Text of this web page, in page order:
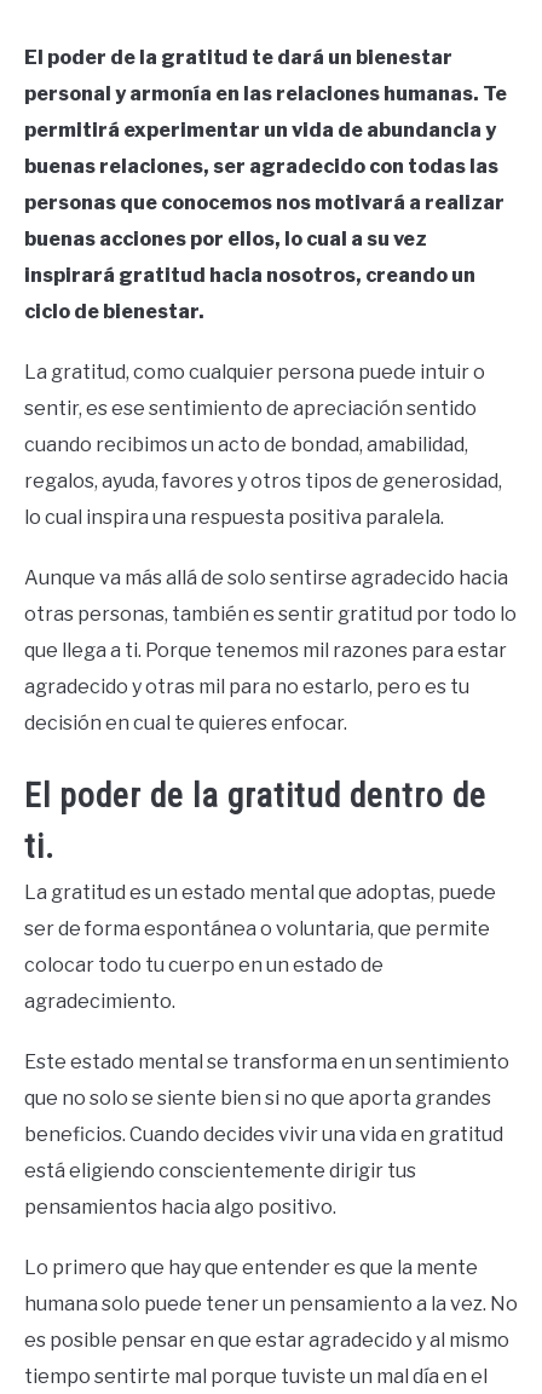
El poder de la gratitud te dará un bienestar
personal y armonía en las relaciones humanas. Te
permitirá experimentar un vida de abundancia y
buenas relaciones, ser agradecido con todas las
personas que conocemos nos motivará a realizar
buenas acciones por ellos, lo cual a su vez
inspirará gratitud hacia nosotros, creando un
ciclo de bienestar.
La gratitud, como cualquier persona puede intuir o
sentir, es ese sentimiento de apreciación sentido
cuando recibimos un acto de bondad, amabilidad,
regalos, ayuda, favores y otros tipos de generosidad,
lo cual inspira una respuesta positiva paralela.
Aunque va más allá de solo sentirse agradecido hacia
otras personas, también es sentir gratitud por todo lo
que llega a ti. Porque tenemos mil razones para estar
agradecido y otras mil para no estarlo, pero es tu
decisión en cual te quieres enfocar.
El poder de la gratitud dentro de
ti.
La gratitud es un estado mental que adoptas, puede
ser de forma espontánea o voluntaria, que permite
colocar todo tu cuerpo en un estado de
agradecimiento.
Este estado mental se transforma en un sentimiento
que no solo se siente bien si no que aporta grandes
beneficios. Cuando decides vivir una vida en gratitud
está eligiendo conscientemente dirigir tus
pensamientos hacia algo positivo.
Lo primero que hay que entender es que la mente
humana solo puede tener un pensamiento a la vez. No
es posible pensar en que estar agradecido y al mismo
tiempo sentirte mal porque tuviste un mal día en el